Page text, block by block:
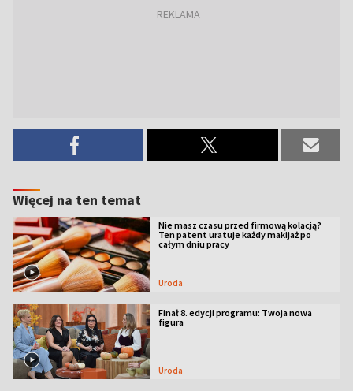
Więcej na ten temat
Nie masz czasu przed firmową kolacją?
Ten patent uratuje każdy makijaż po
całym dniu pracy
Uroda
Finał 8. edycji programu: Twoja nowa
figura
Uroda